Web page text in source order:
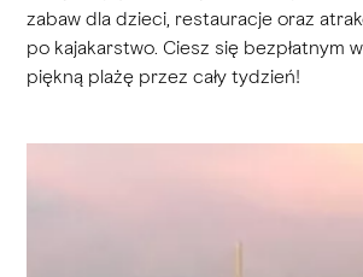
zabaw dla dzieci, restauracje oraz
po kajakarstwo. Ciesz się bezpłatnym
piękną plażę przez cały tydzień!